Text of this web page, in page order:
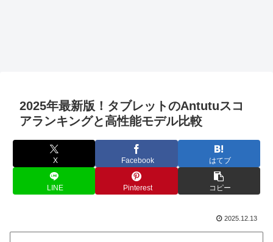
2025年最新版！タブレットのAntutuスコ
アランキングと高性能モデル比較
X Facebook はてブ
LINE Pinterest コピー
2025.12.13